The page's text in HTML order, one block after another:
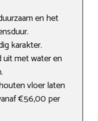
en het
karakter.
uit met water en
vloer laten
€56,00 per